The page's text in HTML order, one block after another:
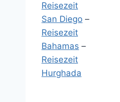
Reisezeit
San Diego –
Reisezeit
Bahamas –
Reisezeit
Hurghada